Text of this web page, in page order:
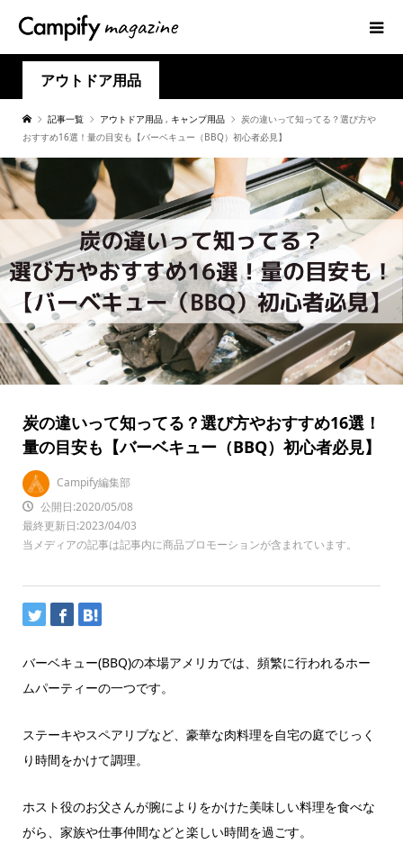
アウトドア用品
記事一覧 アウトドア用品 , キャンプ用品
炭の違いって知ってる？選び方や
おすすめ16選！量の目安も【バーベキュー（BBQ）初心者必見】
炭の違いって知ってる？選び方やおすすめ16選！
量の目安も【バーベキュー（BBQ）初心者必見】
Campify編集部
公開日:2020/05/08
最終更新日:2023/04/03
当メディアの記事は記事内に商品プロモーションが含まれています。
バーベキュー(BBQ)の本場アメリカでは、頻繁に行われるホー
ムパーティーの一つです。
ステーキやスペアリブなど、豪華な肉料理を自宅の庭でじっく
り時間をかけて調理。
ホスト役のお父さんが腕によりをかけた美味しい料理を食べな
がら、家族や仕事仲間などと楽しい時間を過ごす。